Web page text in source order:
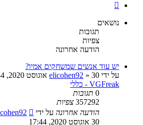
נושאים
תגובות
צפיות
הודעה אחרונה
יש עוד אנשים שמשחקים אמיו?
על ידי
elicohen92 » 30 אוגוסט 2020, 17:44
VGFreak - כללי
0 תגובות
357292 צפיות
הודעה אחרונה על ידי
30 אוגוסט 2020, 17:44